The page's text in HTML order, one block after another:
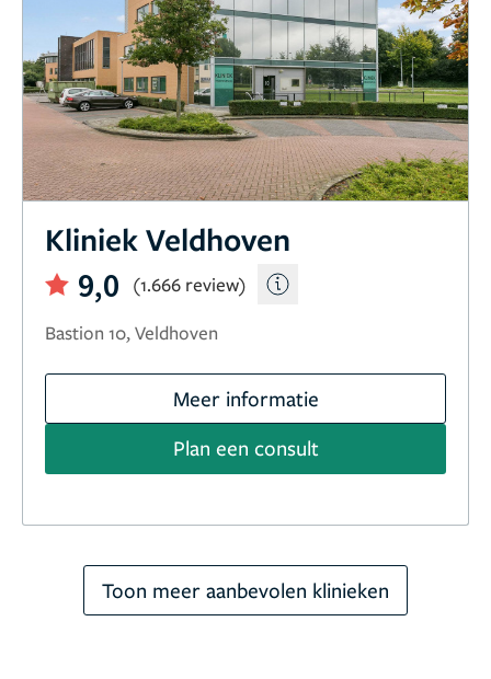
Kliniek Veldhoven
9,0
(1.666 review)
Bastion 10, Veldhoven
Meer informatie
Plan een consult
Toon meer aanbevolen klinieken